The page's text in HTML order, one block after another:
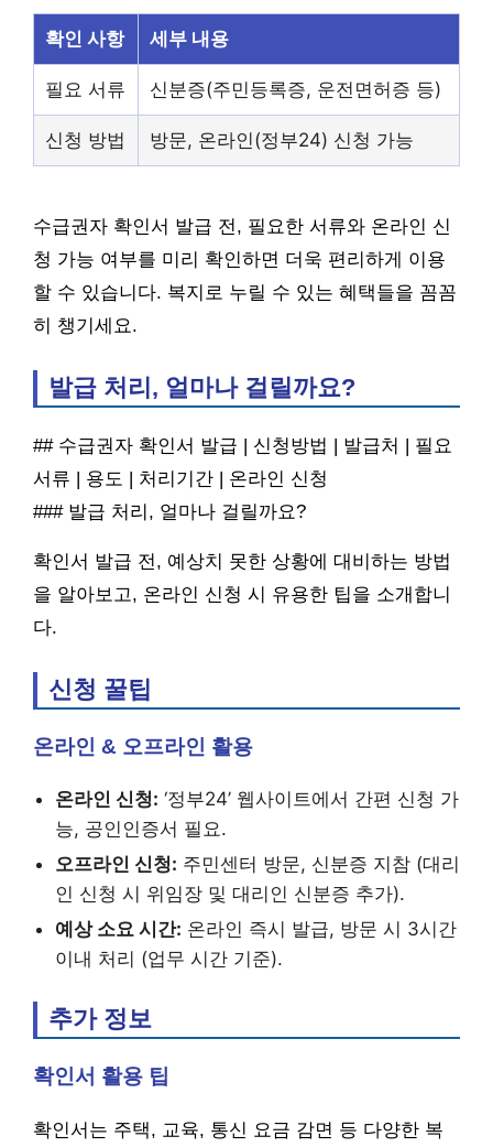
확인 사항 세부 내용
필요 서류 신분증(주민등록증, 운전면허증 등)
신청 방법 방문, 온라인(정부24) 신청 가능
수급권자 확인서 발급 전, 필요한 서류와 온라인 신
청 가능 여부를 미리 확인하면 더욱 편리하게 이용
할 수 있습니다. 복지로 누릴 수 있는 혜택들을 꼼꼼
히 챙기세요.
발급 처리, 얼마나 걸릴까요?
## 수급권자 확인서 발급 | 신청방법 | 발급처 | 필요
서류 | 용도 | 처리기간 | 온라인 신청
### 발급 처리, 얼마나 걸릴까요?
확인서 발급 전, 예상치 못한 상황에 대비하는 방법
을 알아보고, 온라인 신청 시 유용한 팁을 소개합니
다.
신청 꿀팁
온라인 & 오프라인 활용
온라인 신청: ‘정부24’ 웹사이트에서 간편 신청 가
능, 공인인증서 필요.
오프라인 신청: 주민센터 방문, 신분증 지참 (대리
인 신청 시 위임장 및 대리인 신분증 추가).
예상 소요 시간: 온라인 즉시 발급, 방문 시 3시간
이내 처리 (업무 시간 기준).
추가 정보
확인서 활용 팁
확인서는 주택, 교육, 통신 요금 감면 등 다양한 복